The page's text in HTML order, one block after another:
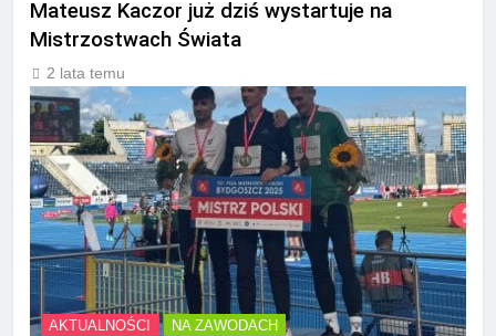
Mateusz Kaczor już dziś wystartuje na
Mistrzostwach Świata
2 lata temu
AKTUALNOŚCI NA ZAWODACH